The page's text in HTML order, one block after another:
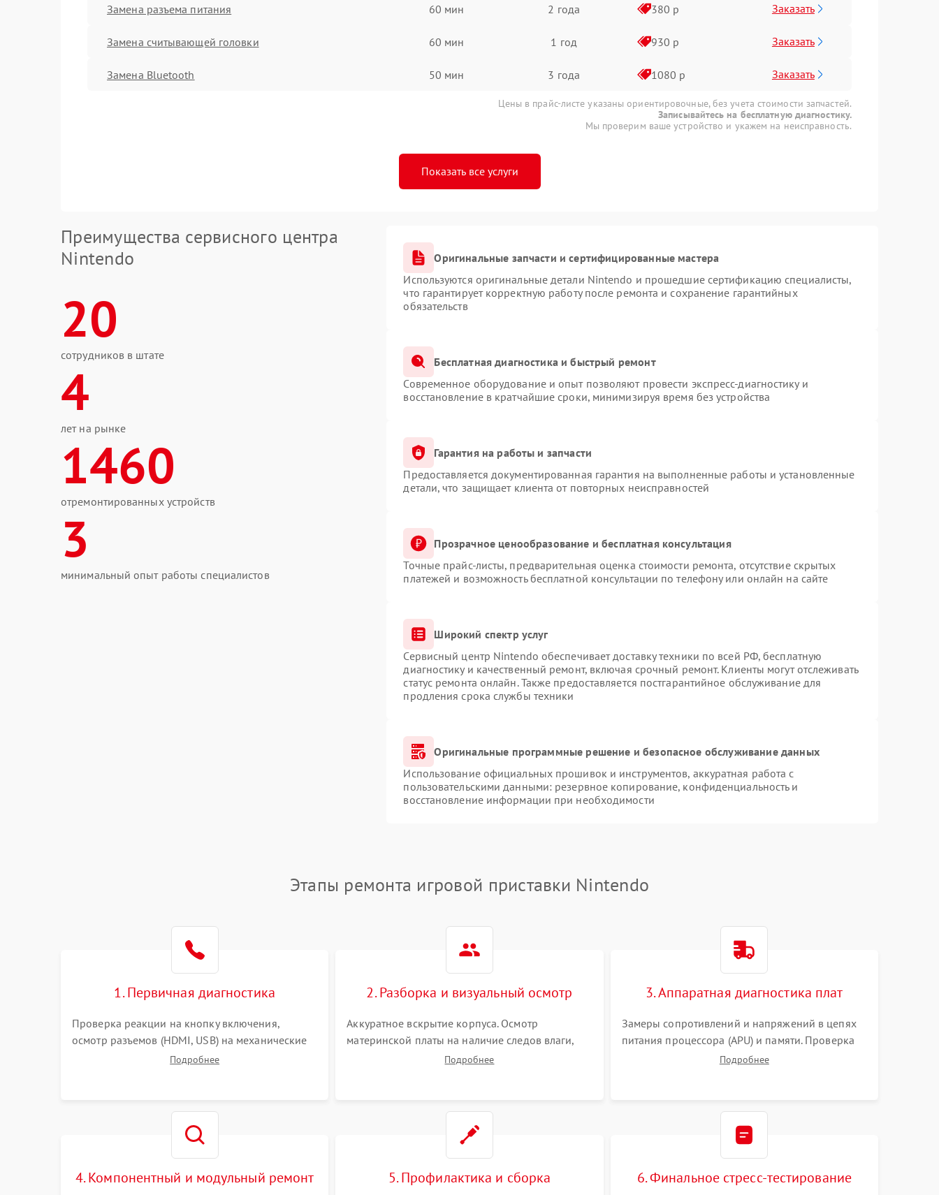
Замена разъема питания 60 мин 2 года 380 р Заказать
Замена считывающей головки 60 мин 1 год 930 р Заказать
Замена Bluetooth 50 мин 3 года 1080 р Заказать
Цены в прайс-листе указаны ориентировочные, без учета стоимости запчастей.
Записывайтесь на бесплатную диагностику.
Мы проверим ваше устройство и укажем на неисправность.
Показать все услуги
Преимущества сервисного центра
Nintendo
20
сотрудников в штате
4
лет на рынке
1460
отремонтированных устройств
3
минимальный опыт работы специалистов
Оригинальные запчасти и сертифицированные мастера
Используются оригинальные детали Nintendo и прошедшие сертификацию специалисты,
что гарантирует корректную работу после ремонта и сохранение гарантийных
обязательств
Бесплатная диагностика и быстрый ремонт
Современное оборудование и опыт позволяют провести экспресс-диагностику и
восстановление в кратчайшие сроки, минимизируя время без устройства
Гарантия на работы и запчасти
Предоставляется документированная гарантия на выполненные работы и установленные
детали, что защищает клиента от повторных неисправностей
Прозрачное ценообразование и бесплатная консультация
Точные прайс-листы, предварительная оценка стоимости ремонта, отсутствие скрытых
платежей и возможность бесплатной консультации по телефону или онлайн на сайте
Широкий спектр услуг
Сервисный центр Nintendo обеспечивает доставку техники по всей РФ, бесплатную
диагностику и качественный ремонт, включая срочный ремонт. Клиенты могут отслеживать
статус ремонта онлайн. Также предоставляется постгарантийное обслуживание для
продления срока службы техники
Оригинальные программные решение и безопасное обслуживание данных
Использование официальных прошивок и инструментов, аккуратная работа с
пользовательскими данными: резервное копирование, конфиденциальность и
восстановление информации при необходимости
Этапы ремонта игровой приставки Nintendo
1. Первичная диагностика
Проверка реакции на кнопку включения,
осмотр разъемов (HDMI, USB) на механические
повреждения. Оценка кодов ошибок на экране
Подробнее
2. Разборка и визуальный осмотр
Аккуратное вскрытие корпуса. Осмотр
материнской платы на наличие следов влаги,
коррозии, прогаров и поврежденных
Подробнее
3. Аппаратная диагностика плат
Замеры сопротивлений и напряжений в цепях
питания процессора (APU) и памяти. Проверка
HDMI-контроллера, микросхем флеш-памяти и
Подробнее
4. Компонентный и модульный ремонт 5. Профилактика и сборка 6. Финальное стресс-тестирование